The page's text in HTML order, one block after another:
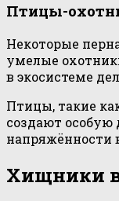
Птицы-
Некоторые
умелые
в экосистеме
Птицы, такие
создают
напряжённости
Хищники